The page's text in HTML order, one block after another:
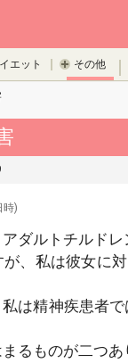
エット その他
時)
ダルトチルドレ
、私は彼女に
は精神疾患者
るものが二つあ